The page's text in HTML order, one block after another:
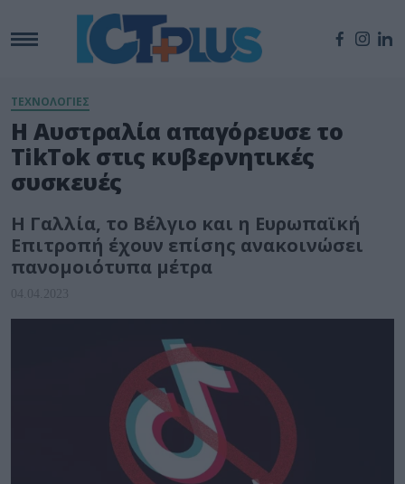
ΤΕΧΝΟΛΟΓΙΕΣ
H Αυστραλία απαγόρευσε το
TikTok στις κυβερνητικές
συσκευές
Η Γαλλία, το Βέλγιο και η Ευρωπαϊκή
Επιτροπή έχουν επίσης ανακοινώσει
πανομοιότυπα μέτρα
04.04.2023